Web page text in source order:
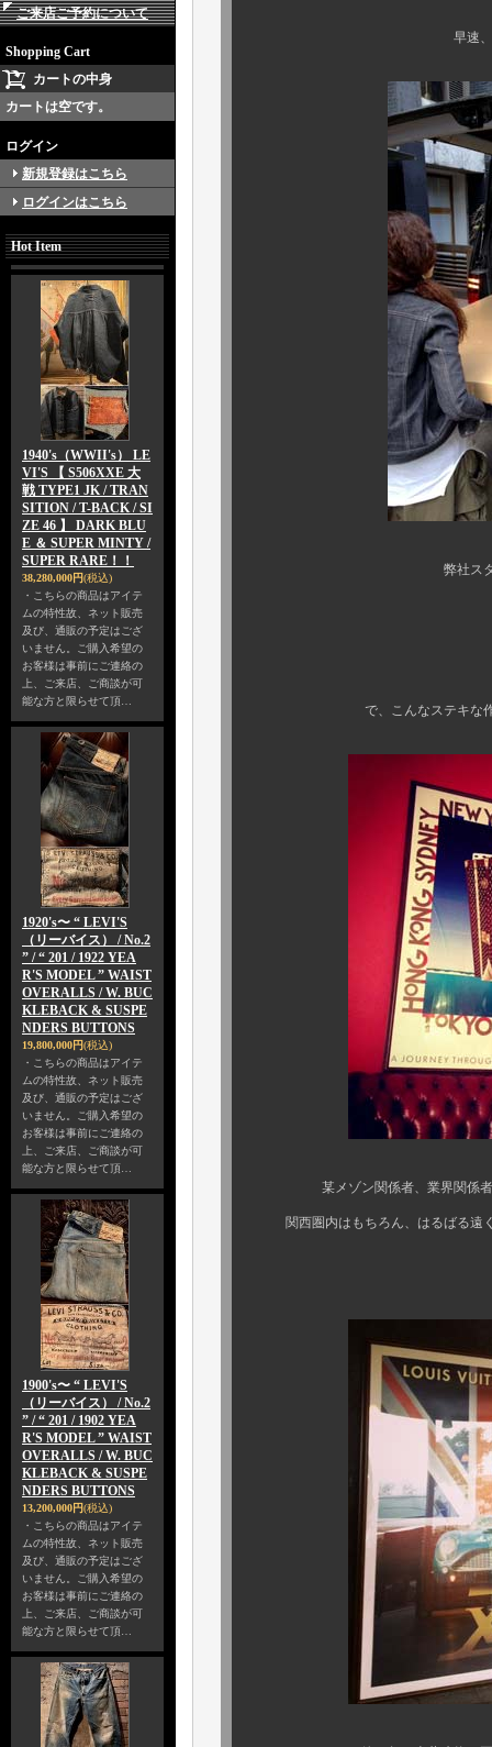
ご来店ご予約について
Shopping Cart
カートの中身
カートは空です。
ログイン
新規登録はこちら
ログインはこちら
Hot Item
1940's（WWII's） LE
VI'S 【 S506XXE 大
戦 TYPE1 JK / TRAN
SITION / T-BACK / SI
ZE 46 】 DARK BLU
E ＆ SUPER MINTY /
SUPER RARE！！
38,280,000円(税込)
・こちらの商品はアイテ
ムの特性故、ネット販売
及び、通販の予定はござ
いません。ご購入希望の
お客様は事前にご連絡の
上、ご来店、ご商談が可
能な方と限らせて頂…
1920's〜 “ LEVI'S
（リーバイス） / No.2
” / “ 201 / 1922 YEA
R'S MODEL ” WAIST
OVERALLS / W. BUC
KLEBACK & SUSPE
NDERS BUTTONS
19,800,000円(税込)
・こちらの商品はアイテ
ムの特性故、ネット販売
及び、通販の予定はござ
いません。ご購入希望の
お客様は事前にご連絡の
上、ご来店、ご商談が可
能な方と限らせて頂…
1900's〜 “ LEVI'S
（リーバイス） / No.2
” / “ 201 / 1902 YEA
R'S MODEL ” WAIST
OVERALLS / W. BUC
KLEBACK & SUSPE
NDERS BUTTONS
13,200,000円(税込)
・こちらの商品はアイテ
ムの特性故、ネット販売
及び、通販の予定はござ
いません。ご購入希望の
お客様は事前にご連絡の
上、ご来店、ご商談が可
能な方と限らせて頂…
早速、二作品が某有名
弊社スタッフも納品作
で、こんなステキな作品をご
某メゾン関係者、業界関係者も
関西圏内はもちろん、はるばる遠く